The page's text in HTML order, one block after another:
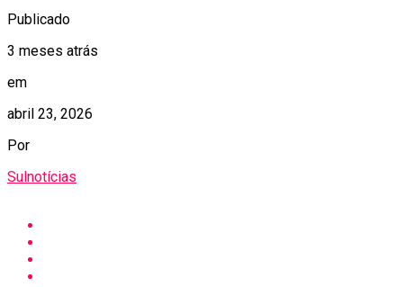
Publicado
3 meses atrás
em
abril 23, 2026
Por
Sulnotícias